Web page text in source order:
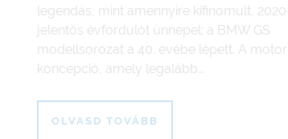
legendás, mint amennyire kifinomult,
jelentős évfordulót ünnepel: a BMW GS
modellsorozat a 40. évébe lépett. A
koncepció, amely legalább…
OLVASD TOVÁBB